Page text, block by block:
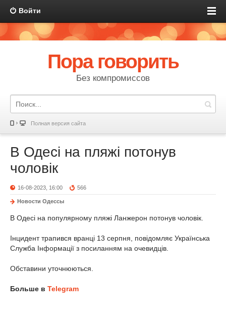
Войти
Пора говорить
Без компромиссов
Полная версия сайта
В Одесі на пляжі потонув
чоловік
16-08-2023, 16:00 566
Новости Одессы
В Одесі на популярному пляжі Ланжерон потонув чоловік.
Інцидент трапився вранці 13 серпня, повідомляє Українська
Служба Інформації з посиланням на очевидців.
Обставини уточнюються.
Больше в Telegram